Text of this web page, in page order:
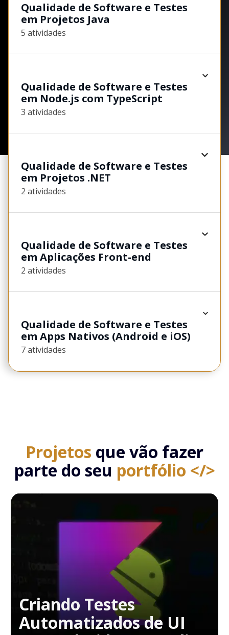
Qualidade de Software e Testes
em Projetos Java
5 atividades
Qualidade de Software e Testes
em Node.js com TypeScript
3 atividades
Qualidade de Software e Testes
em Projetos .NET
2 atividades
Qualidade de Software e Testes
em Aplicações Front-end
2 atividades
Qualidade de Software e Testes
em Apps Nativos (Android e iOS)
7 atividades
Projetos que vão fazer
parte do seu portfólio </>
Criando Testes
Automatizados de UI